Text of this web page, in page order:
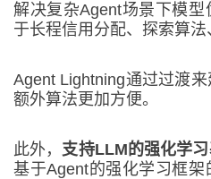
解决复杂Agent场景下模
于长程信用分配、探索算法
Agent Lightning通过过渡
额外算法更加方便。
此外，支持LLM的强化学
基于Agent的强化学习框